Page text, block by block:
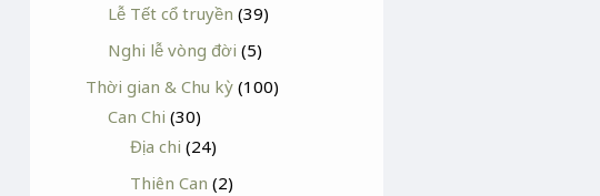
Lễ Tết cổ truyền (39)
Nghi lễ vòng đời (5)
Thời gian & Chu kỳ (100)
Can Chi (30)
Địa chi (24)
Thiên Can (2)